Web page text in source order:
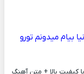
بیام میدونم تورو
کیفیت بالا + متن آهنگ